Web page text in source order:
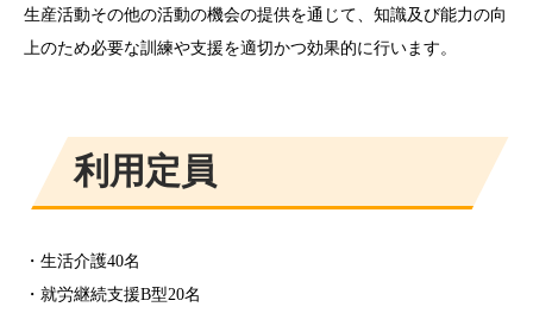
​生産活動その他の活動の機会の提供を通じて、知識及び能力の向
上のため必要な訓練や支援を適切かつ効果的に行います。
​利用定員
・生活介護40名
・就労継続支援B型20名​​